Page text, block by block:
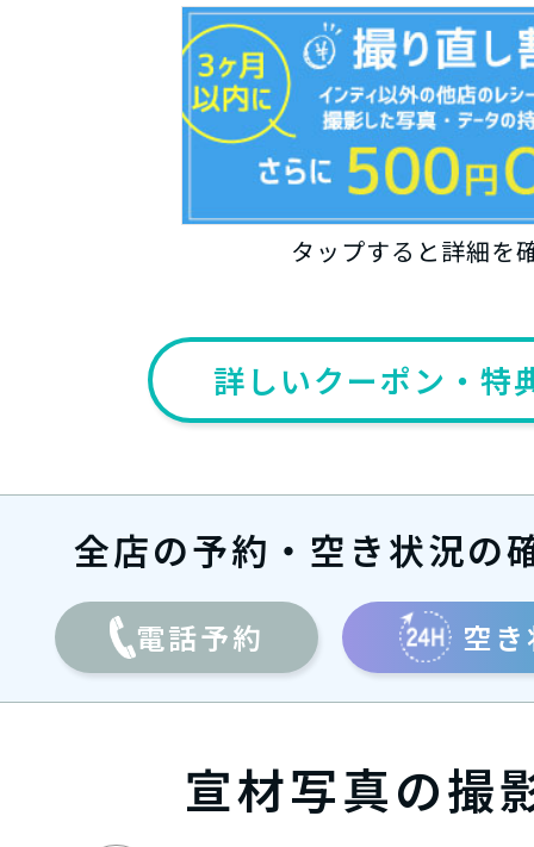
タップすると詳細を
詳しいクーポン・特
全店の予約・空き状況の
電話予約 空
宣材写真の撮